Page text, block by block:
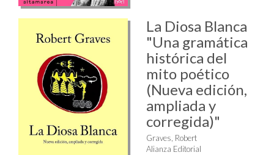
La Diosa Blanca
"Una gramática
histórica del
mito poético
(Nueva edición,
ampliada y
corregida)"
Graves, Robert
Alianza Editorial